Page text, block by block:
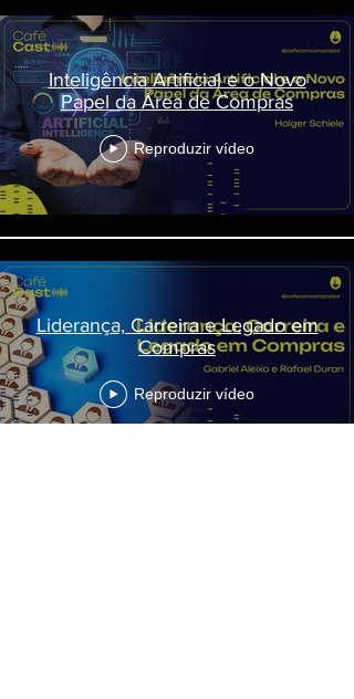
Inteligência Artificial e o Novo
Papel da Área de Compras
Reproduzir vídeo
Liderança, Carreira e Legado em
Compras
Reproduzir vídeo